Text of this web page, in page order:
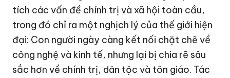
tích các vấn đề chính trị và xã hội toàn cầu,
trong đó chỉ ra một nghịch lý của thế giới hiện
đại: Con người ngày càng kết nối chặt chẽ về
công nghệ và kinh tế, nhưng lại bị chia rẽ sâu
sắc hơn về chính trị, dân tộc và tôn giáo. Tác